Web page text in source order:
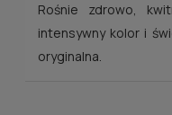
Rośnie zdrowo,
intensywny kolor i
oryginalna.